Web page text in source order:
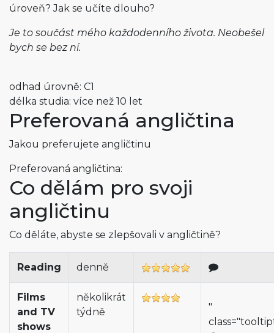
úroveň? Jak se učíte dlouho?
Je to součást mého každodenního života. Neobešel
bych se bez ní.
odhad úrovně: C1
délka studia: více než 10 let
Preferovaná angličtina
Jakou preferujete angličtinu
Preferovaná angličtina:
Co dělám pro svoji
angličtinu
Co děláte, abyste se zlepšovali v angličtině?
Reading denně
Films
and TV
shows
několikrát
týdně
"